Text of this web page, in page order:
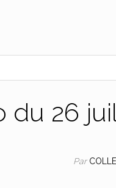
du 26
Par